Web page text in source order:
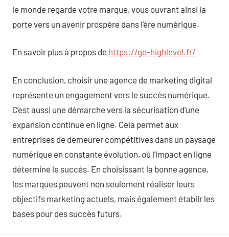
le monde regarde votre marque, vous ouvrant ainsi la
porte vers un avenir prospère dans l’ère numérique.
En savoir plus à propos de https://go-highlevel.fr/
En conclusion, choisir une agence de marketing digital
représente un engagement vers le succès numérique.
C’est aussi une démarche vers la sécurisation d’une
expansion continue en ligne. Cela permet aux
entreprises de demeurer compétitives dans un paysage
numérique en constante évolution, où l’impact en ligne
détermine le succès. En choisissant la bonne agence,
les marques peuvent non seulement réaliser leurs
objectifs marketing actuels, mais également établir les
bases pour des succès futurs.